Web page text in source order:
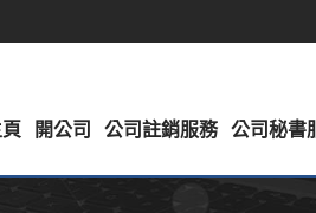
開公司 公司註銷服務 公司秘書